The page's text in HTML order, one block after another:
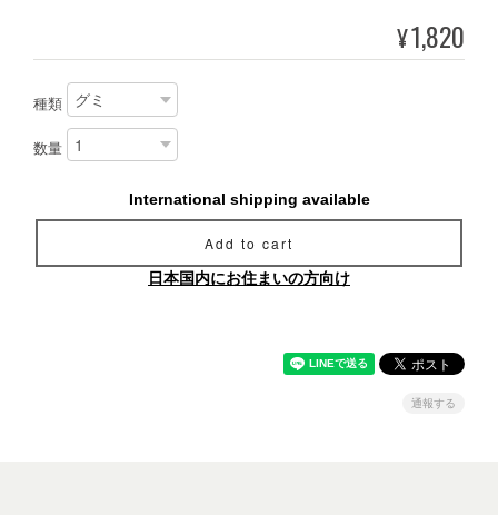
¥1,820
種類
数量
International shipping available
Add to cart
日本国内にお住まいの方向け
通報する